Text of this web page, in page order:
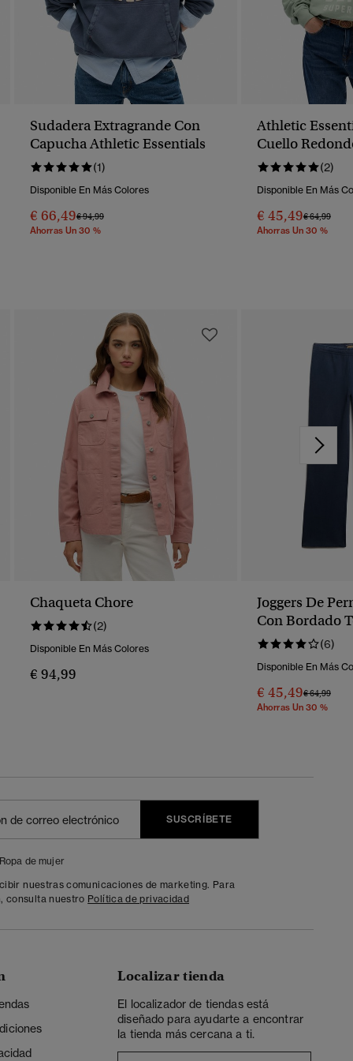
Sudadera Extragrande Con
Capucha Athletic Essentials
(1)
Disponible En Más Colores
€ 66,49Precio Rebajado De
€ 94,99A
Ahorras Un 30 %
Athletic
Cuello
(2)
Disponible En Más
€ 45,49Precio
€ 64,99A
Ahorras Un 30 %
Chaqueta Chore
(2)
Disponible En Más Colores
€ 94,99
Joggers De
Con Bordado
(6)
Disponible En Más
€ 45,49Precio
€ 64,99A
Ahorras Un 30 %
SUSCRÍBETE
de mujer
nuestras comunicaciones de marketing. Para
consulta nuestro Política de privacidad
Localizar tienda
El localizador de tiendas está
diseñado para ayudarte a encontrar
la tienda más cercana a ti.